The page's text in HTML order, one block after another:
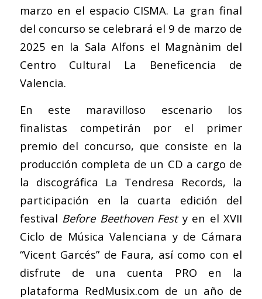
marzo en el espacio CISMA. La gran final
del concurso se celebrará el 9 de marzo de
2025 en la Sala Alfons el Magnànim del
Centro Cultural La Beneficencia de
Valencia.
En este maravilloso escenario los
finalistas competirán por el primer
premio del concurso, que consiste en la
producción completa de un CD a cargo de
la discográfica La Tendresa Records, la
participación en la cuarta edición del
festival Before Beethoven Festy en el XVII
Ciclo de Música Valenciana y de Cámara
“Vicent Garcés” de Faura, así como con el
disfrute de una cuenta PRO en la
plataforma RedMusix.com de un año de